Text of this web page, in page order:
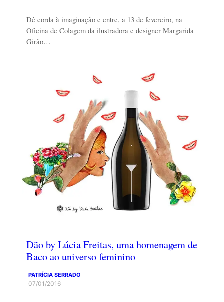
Dê corda à imaginação e entre, a 13 de fevereiro, na
Oficina de Colagem da ilustradora e designer Margarida
Girão…
Dão by Lúcia Freitas, uma homenagem de
Baco ao universo feminino
PATRÍCIA SERRADO
07/01/2016